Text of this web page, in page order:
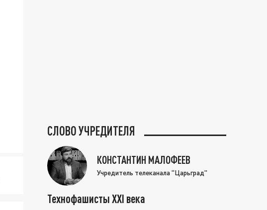
СЛОВО УЧРЕДИТЕЛЯ
КОНСТАНТИН МАЛОФЕЕВ
Учредитель телеканала "Царьград"
Технофашисты XXI века